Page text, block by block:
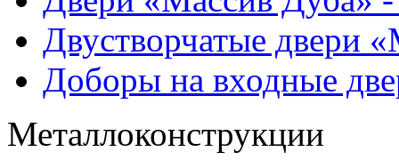
Двустворчатые
Доборы на входные
Металлоконструкции